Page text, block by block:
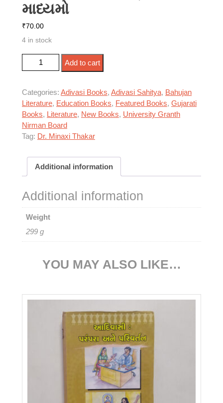
માધ્યમો
₹70.00
4 in stock
આદિવાસી અને સંપ્રેષણ માધ્યમો quantity
Add to cart
Categories: Adivasi Books, Adivasi Sahitya, Bahujan
Literature, Education Books, Featured Books, Gujarati
Books, Literature, New Books, University Granth
Nirman Board
Tag: Dr. Minaxi Thakar
Additional information
Additional information
Weight
299 g
YOU MAY ALSO LIKE…